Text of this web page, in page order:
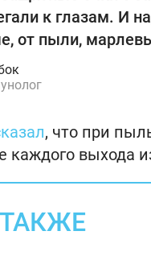
к глазам. И
от пыли,
, что при
каждого выхода